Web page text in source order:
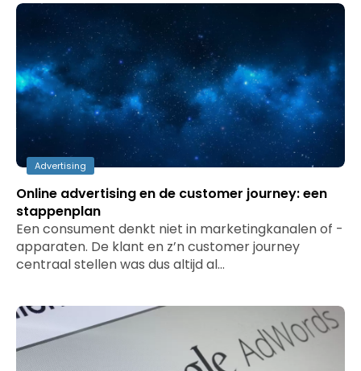
Advertising
Online advertising en de customer journey: een
stappenplan
Een consument denkt niet in marketingkanalen of -
apparaten. De klant en z’n customer journey
centraal stellen was dus altijd al…